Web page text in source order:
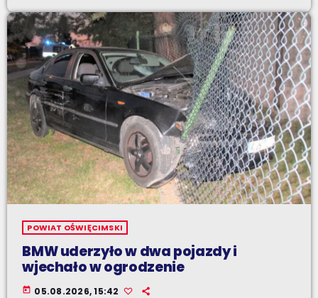
POWIAT OŚWIĘCIMSKI
BMW uderzyło w dwa pojazdy i
wjechało w ogrodzenie
today 05.08.2026, 15:42